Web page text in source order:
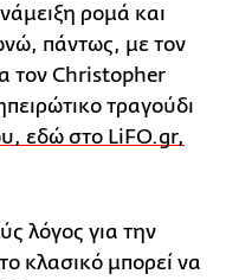
ρομά και
πάντως, με τον
τον Christopher
τραγούδι
εδώ στο LiFO.gr,
λόγος για την
κλασικό μπορεί να